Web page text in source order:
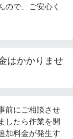
ので、ご安心く
はかかりませ
前にご相談させ
したら作業を開
加料金が発生す